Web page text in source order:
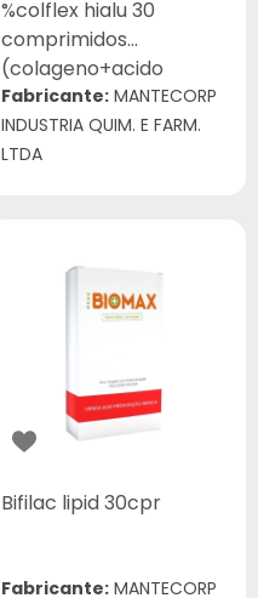
%colflex hialu 30
comprimidos
(colageno+acido
hialuronico+metilsulfonil
metano)
Fabricante: MANTECORP
INDUSTRIA QUIM. E FARM.
LTDA
Bifilac lipid 30cpr
Fabricante: MANTECORP